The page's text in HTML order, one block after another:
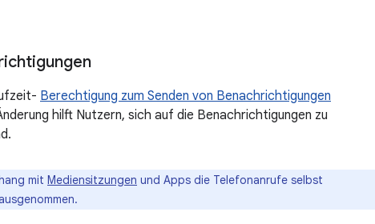
Berechtigung zum Senden von Benachrichtigungen
hilft Nutzern, sich auf die Benachrichtigungen zu
mit Mediensitzungen und Apps die Telefonanrufe selbst